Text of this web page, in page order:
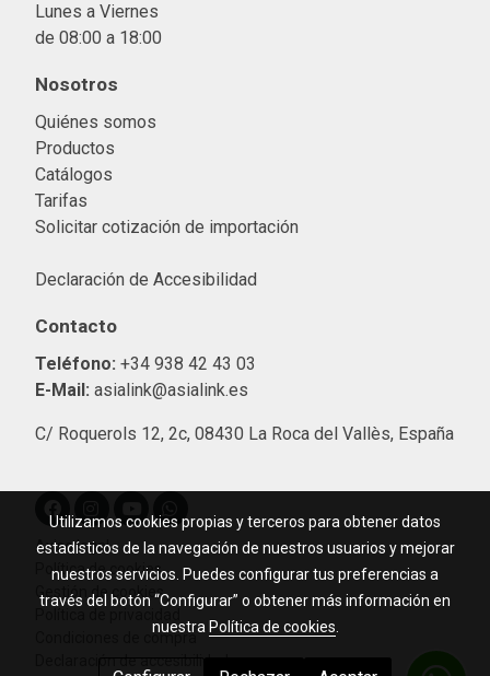
Lunes a Viernes
de 08:00 a 18:00
Nosotros
Quiénes somos
Productos
Catálogos
Tarifas
Solicitar cotización de importación
Declaración de Accesibilidad
Contacto
Teléfono: +34 938 42 43 03
E-Mail: asialink@asialink.es
C/ Roquerols 12, 2c, 08430 La Roca del Vallès, España
Aviso legal
Política de cookies
Gestión de cookies
Condiciones de compra
Utilizamos cookies propias y terceros para obtener datos
estadísticos de la navegación de nuestros usuarios y mejorar
nuestros servicios. Puedes configurar tus preferencias a
través del botón “Configurar” o obtener más información en
nuestra Política de cookies